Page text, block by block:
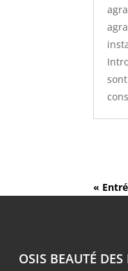
«
OSIS BEAUTÉ DES